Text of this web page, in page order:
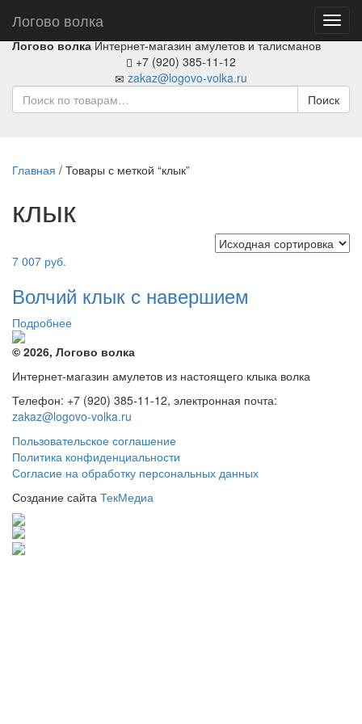
Логово волка
Логово волка Интернет-магазин амулетов и талисманов
+7 (920) 385-11-12
zakaz@logovo-volka.ru
Поиск
Главная / Товары с меткой “клык”
клык
7 007 руб.
Волчий клык с навершием
Подробнее
© 2026, Логово волка
Интернет-магазин амулетов из настоящего клыка волка
Телефон: +7 (920) 385-11-12, электронная почта:
zakaz@logovo-volka.ru
Пользовательское соглашение
Политика конфиденциальности
Согласие на обработку персональных данных
Создание сайта ТекМедиа